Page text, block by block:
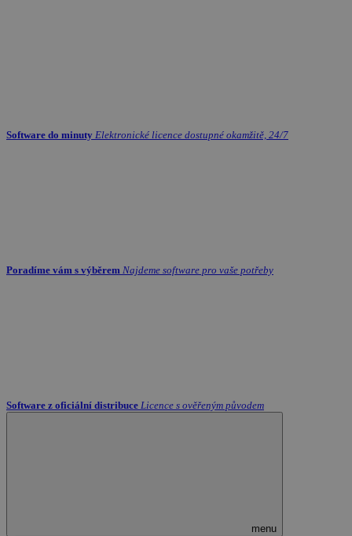
Software do minuty Elektronické licence dostupné okamžitě, 24/7
Poradíme vám s výběrem Najdeme software pro vaše potřeby
Software z oficiální distribuce Licence s ověřeným původem
menu